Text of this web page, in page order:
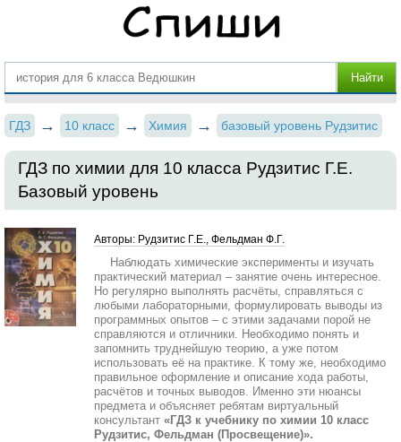
ГДЗ 10 класс Химия базовый уровень Рудзитис
ГДЗ по химии для 10 класса Рудзитис Г.Е.
Базовый уровень
Авторы: Рудзитис Г.Е., Фельдман Ф.Г.
Наблюдать химические эксперименты и изучать
практический материал – занятие очень интересное.
Но регулярно выполнять расчёты, справляться с
любыми лабораторными, формулировать выводы из
программных опытов – с этими задачами порой не
справляются и отличники. Необходимо понять и
запомнить труднейшую теорию, а уже потом
использовать её на практике. К тому же, необходимо
правильное оформление и описание хода работы,
расчётов и точных выводов. Именно эти нюансы
предмета и объясняет ребятам виртуальный
консультант «ГДЗ к учебнику по химии 10 класс
Рудзитис, Фельдман (Просвещение)».